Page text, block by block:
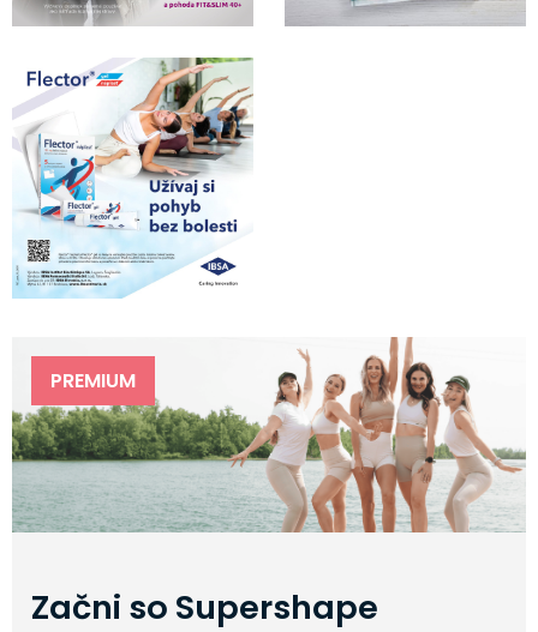
PREMIUM
Začni so Supershape